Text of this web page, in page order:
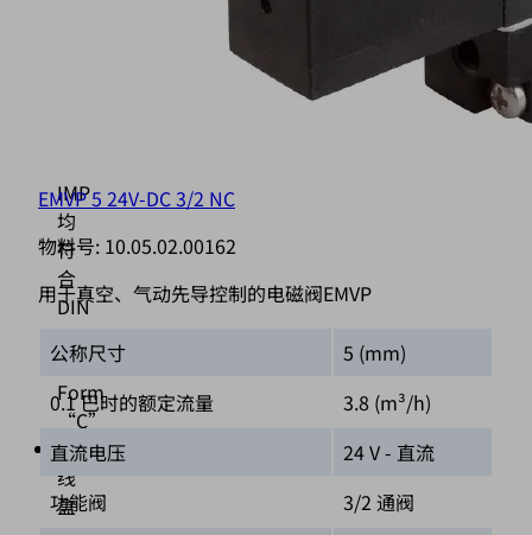
IMP
均
符
合
DIN
175301
Form
“C”
接
线
盒
EMVP 5 24V-DC 3/2 NC
物料号: 10.05.02.00162
用于真空、气动先导控制的电磁阀EMVP
公称尺寸
5 (mm)
0.1 巴时的额定流量
3.8 (m³/h)
直流电压
24 V - 直流
功能阀
3/2 通阀